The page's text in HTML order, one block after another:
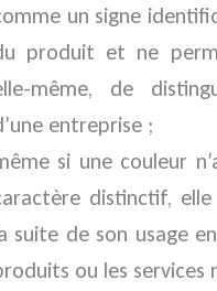
un signe
produit et ne
même, de
entreprise ;
si une couleur
distinctif,
suite de son usage
ou les services